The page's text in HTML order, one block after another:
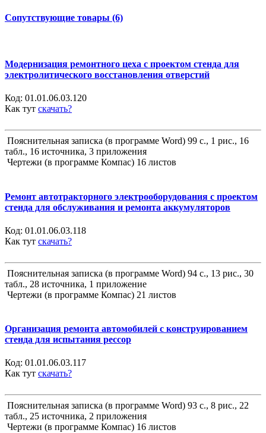
Сопутствующие товары (6)
Модернизация ремонтного цеха с проектом стенда для
электролитического восстановления отверстий
Код: 01.01.06.03.120
Как тут скачать?
Пояснительная записка (в программе Word) 99 с., 1 рис., 16
табл., 16 источника, 3 приложения
Чертежи (в программе Компас) 16 листов
Ремонт автотракторного электрооборудования с проектом
стенда для обслуживания и ремонта аккумуляторов
Код: 01.01.06.03.118
Как тут скачать?
Пояснительная записка (в программе Word) 94 с., 13 рис., 30
табл., 28 источника, 1 приложение
Чертежи (в программе Компас) 21 листов
Организация ремонта автомобилей с конструированием
стенда для испытания рессор
Код: 01.01.06.03.117
Как тут скачать?
Пояснительная записка (в программе Word) 93 с., 8 рис., 22
табл., 25 источника, 2 приложения
Чертежи (в программе Компас) 16 листов